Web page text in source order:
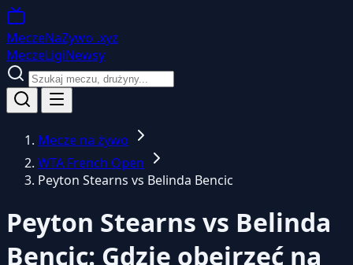
MeczeNaZywo .xyz
MeczeLigiNewsy
Mecze na żywo
WTA French Open
Peyton Stearns vs Belinda Bencic
Peyton Stearns vs Belinda
Bencic: Gdzie obejrzeć na